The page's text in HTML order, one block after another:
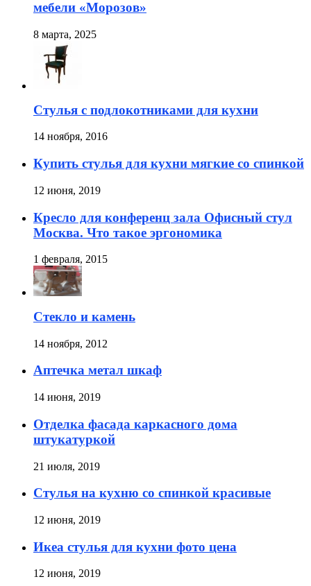
мебели «Морозов»
8 марта, 2025
Стулья с подлокотниками для кухни
14 ноября, 2016
Купить стулья для кухни мягкие со спинкой
12 июня, 2019
Кресло для конференц зала Офисный стул
Москва. Что такое эргономика
1 февраля, 2015
Стекло и камень
14 ноября, 2012
Аптечка метал шкаф
14 июня, 2019
Отделка фасада каркасного дома
штукатуркой
21 июля, 2019
Стулья на кухню со спинкой красивые
12 июня, 2019
Икеа стулья для кухни фото цена
12 июня, 2019